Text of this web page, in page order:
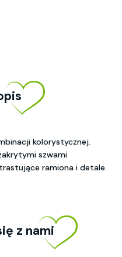
kolorystycznej.
szwami
ramiona i detale.
z nami